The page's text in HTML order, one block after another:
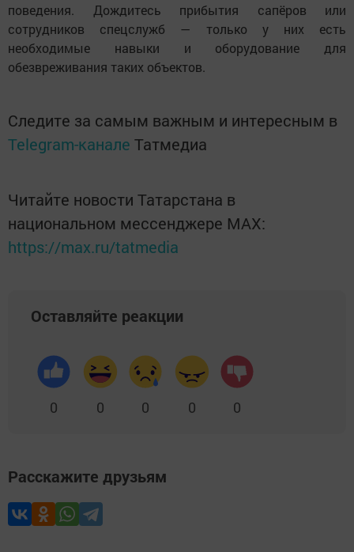
поведения. Дождитесь прибытия сапёров или
сотрудников спецслужб — только у них есть
необходимые навыки и оборудование для
обезвреживания таких объектов.
Следите за самым важным и интересным в
Telegram-канале Татмедиа
Читайте новости Татарстана в
национальном мессенджере MАХ:
https://max.ru/tatmedia
Оставляйте реакции
0 0 0 0 0
Расскажите друзьям